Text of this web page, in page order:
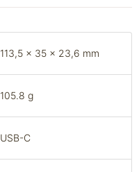
113,5 x 35 x 23,6 mm
105.8 g
USB-C